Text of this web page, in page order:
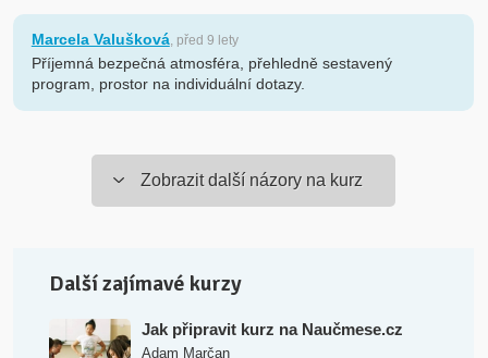
Marcela Valušková, před 9 lety
Příjemná bezpečná atmosféra, přehledně sestavený
program, prostor na individuální dotazy.
Zobrazit další názory na kurz
Další zajímavé kurzy
Jak připravit kurz na Naučmese.cz
Adam Marčan